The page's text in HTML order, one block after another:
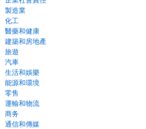
製造業
化工
醫藥和健康
建築和房地產
旅遊
汽車
生活和娛樂
能源和環境
零售
運輸和物流
商务
通信和傳媒